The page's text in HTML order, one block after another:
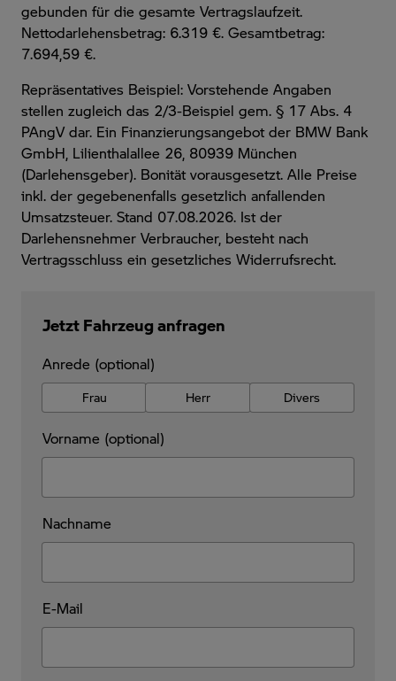
gebunden für die gesamte Vertragslaufzeit.
Nettodarlehensbetrag: 6.319 €. Gesamtbetrag:
7.694,59 €.
Repräsentatives Beispiel: Vorstehende Angaben
stellen zugleich das 2/3-Beispiel gem. § 17 Abs. 4
PAngV dar. Ein Finanzierungsangebot der BMW Bank
GmbH, Lilienthalallee 26, 80939 München
(Darlehensgeber). Bonität vorausgesetzt. Alle Preise
inkl. der gegebenenfalls gesetzlich anfallenden
Umsatzsteuer. Stand 07.08.2026. Ist der
Darlehensnehmer Verbraucher, besteht nach
Vertragsschluss ein gesetzliches Widerrufsrecht.
Jetzt Fahrzeug anfragen
Anrede (optional)
Frau Herr Divers
Vorname (optional)
Nachname
E-Mail